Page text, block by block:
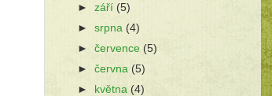
►září (5)
►srpna (4)
►července(5)
►června(5)
►
května (4)